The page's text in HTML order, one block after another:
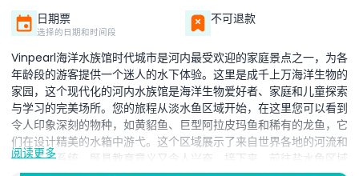
日期票
选择的日期和时间段
不可退款
Vinpearl海洋水族馆时代城市是河内最受欢迎的家庭景点之一，为各
年龄段的游客提供一个迷人的水下体验。这里是成千上万海洋生物的
家园，这个现代化的河内水族馆是海洋生物爱好者、家庭和儿童探索
与学习的完美场所。您的旅程从淡水鱼区域开始，在这里您可以看到
令人印象深刻的物种，如黄貂鱼、巨型阿拉皮玛鱼和稀有的龙鱼，它
们在设计精美的水箱中游弋。这个区域展示了来自世界各地的河流和
湖泊生态系统，既具教育意义又令人兴奋。接下来，前往盐水鱼区域
阅读更多